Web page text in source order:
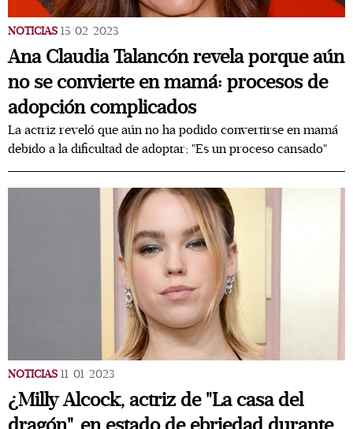
NOTICIAS 15/02/2023
Ana Claudia Talancón revela porque aún
no se convierte en mamá: procesos de
adopción complicados
La actriz reveló que aún no ha podido convertirse en mamá
debido a la dificultad de adoptar; "Es un proceso cansado"
NOTICIAS 11/01/2023
¿Milly Alcock, actriz de "La casa del